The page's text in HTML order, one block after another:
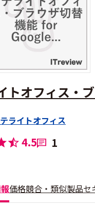
トオフィス・
ライトオフィス
4.5 1
価格競合・類似製品セ